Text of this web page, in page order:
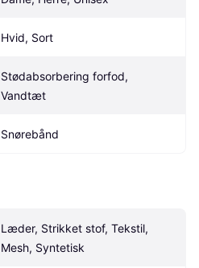
Hvid, Sort
Stødabsorbering forfod,
Vandtæt
Snørebånd
Læder, Strikket stof, Tekstil,
Mesh, Syntetisk